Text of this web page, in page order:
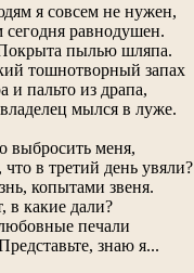
я совсем не нужен,
сегодня равнодушен.
пылью шляпа.
тошнотворный запах
и пальто из драпа,
мылся в луже.
выбросить меня,
в третий день увяли?
копытами звеня.
в какие дали?
печали
знаю я...